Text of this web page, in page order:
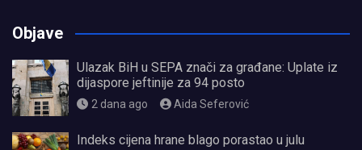
Objave
Ulazak BiH u SEPA znači za građane: Uplate iz
dijaspore jeftinije za 94 posto
2 dana ago Aida Seferović
Indeks cijena hrane blago porastao u julu